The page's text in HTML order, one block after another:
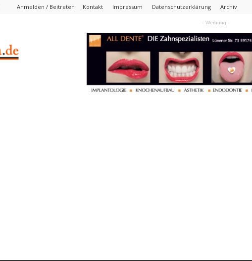
Anmelden / Beitreten Kontakt Impressum Datenschutzerklärung Archiv
- Werbung -